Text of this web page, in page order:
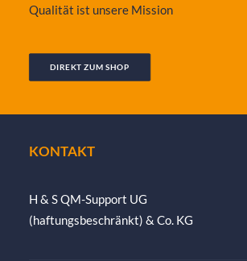
Qualität ist unsere Mission
DIREKT ZUM SHOP
KONTAKT
H & S QM-Support UG
(haftungsbeschränkt) & Co. KG